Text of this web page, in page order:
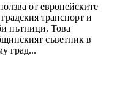
от европейските
транспорт и
пътници. Това
съветник в
град...